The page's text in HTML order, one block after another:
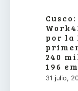
por la
240
196
31 julio,